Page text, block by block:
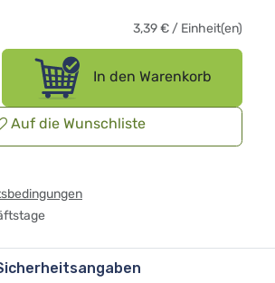
In den Warenkorb
Auf die Wunschliste
3,39€/ Einheit(en)